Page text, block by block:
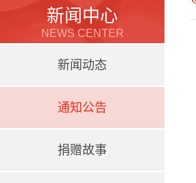
新闻中心
NEWS CENTER
新闻动态
通知公告
捐赠故事